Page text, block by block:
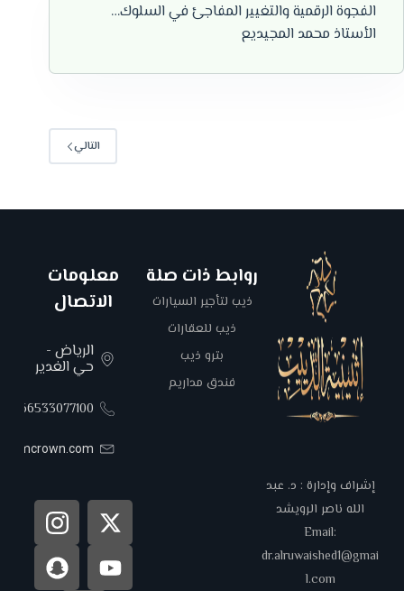
الفجوة الرقمية والتغيير المفاجئ في السلوك…
الأستاذ محمد المجيديع
التالي
إشراف وإدارة : د. عبد
الله ناصر الرويشد
Email:
dr.alruwaished1@gmai
l.com
روابط ذات صلة
ذيب لتأجير السيارات
ذيب للعقارات
بترو ذيب
فندق مداريم
معلومات
الاتصال
الرياض -
حي الغدير